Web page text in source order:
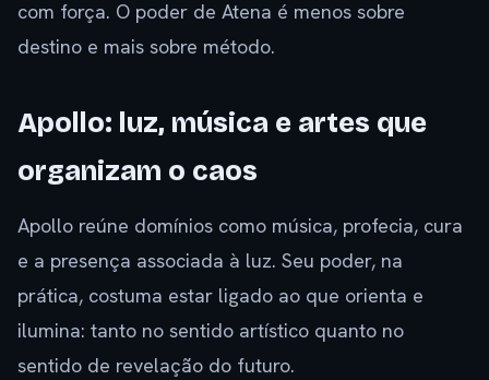
com força. O poder de Atena é menos sobre
destino e mais sobre método.
Apollo: luz, música e artes que
organizam o caos
Apollo reúne domínios como música, profecia, cura
e a presença associada à luz. Seu poder, na
prática, costuma estar ligado ao que orienta e
ilumina: tanto no sentido artístico quanto no
sentido de revelação do futuro.